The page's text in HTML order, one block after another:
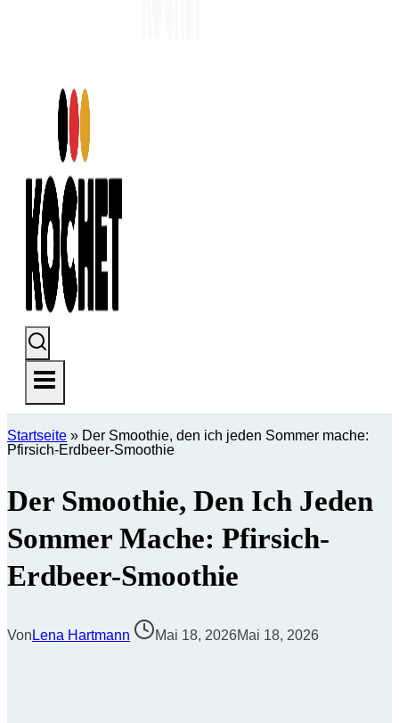
Startseite » Der Smoothie, den ich jeden Sommer mache:
Pfirsich-Erdbeer-Smoothie
Der Smoothie, Den Ich Jeden
Sommer Mache: Pfirsich-
Erdbeer-Smoothie
Von Lena Hartmann Mai 18, 2026Mai 18, 2026